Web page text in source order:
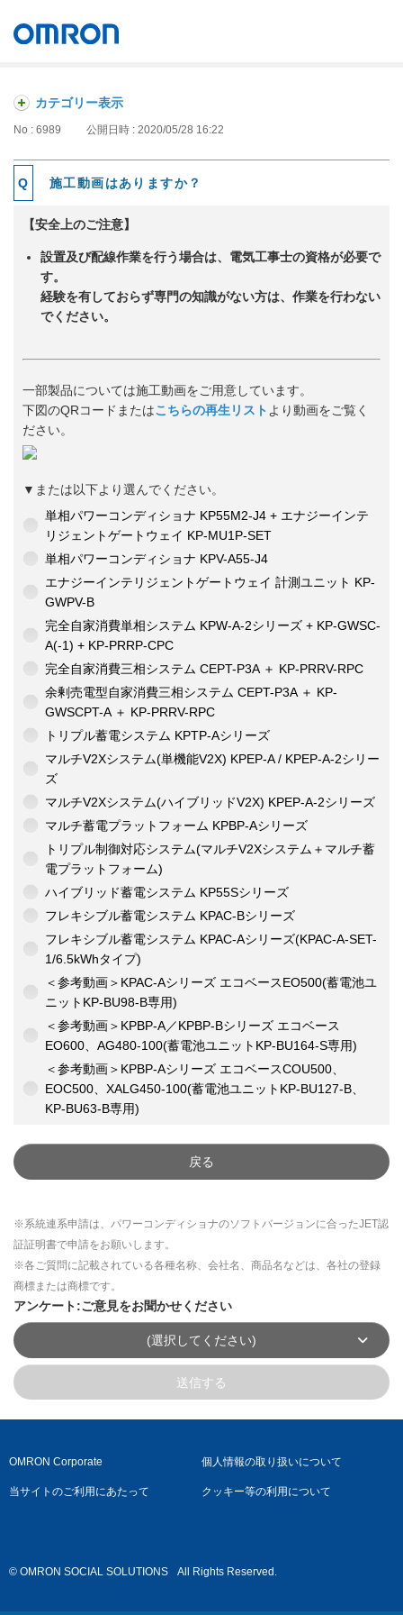
カテゴリー表示
No : 6989 公開日時 : 2020/05/28 16:22
施工動画はありますか？
【安全上のご注意】
設置及び配線作業を行う場合は、電気工事士の資格が必要で
す。
経験を有しておらず専門の知識がない方は、作業を行わない
でください。
一部製品については施工動画をご用意しています。
下図のQRコードまたはこちらの再生リスト より動画をご覧く
ださい。
▼または以下より選んでください。
単相パワーコンディショナ KP55M2-J4 + エナジーインテ
リジェントゲートウェイ KP-MU1P-SET
単相パワーコンディショナ KPV-A55-J4
エナジーインテリジェントゲートウェイ 計測ユニット KP-
GWPV-B
完全自家消費単相システム KPW-A-2シリーズ + KP-GWSC-
A(-1) + KP-PRRP-CPC
完全自家消費三相システム CEPT-P3A ＋ KP-PRRV-RPC
余剰売電型自家消費三相システム CEPT-P3A ＋ KP-
GWSCPT-A ＋ KP-PRRV-RPC
トリプル蓄電システム KPTP-Aシリーズ
マルチV2Xシステム(単機能V2X) KPEP-A / KPEP-A-2シリー
ズ
マルチV2Xシステム(ハイブリッドV2X) KPEP-A-2シリーズ
マルチ蓄電プラットフォーム KPBP-Aシリーズ
トリプル制御対応システム(マルチV2Xシステム＋マルチ蓄
電プラットフォーム)
ハイブリッド蓄電システム KP55Sシリーズ
フレキシブル蓄電システム KPAC-Bシリーズ
フレキシブル蓄電システム KPAC-Aシリーズ(KPAC-A-SET-
1/6.5kWhタイプ)
＜参考動画＞KPAC-Aシリーズ エコベースEO500(蓄電池ユ
ニットKP-BU98-B専用)
＜参考動画＞KPBP-A／KPBP-Bシリーズ エコベース
EO600、AG480-100(蓄電池ユニットKP-BU164-S専用)
＜参考動画＞KPBP-Aシリーズ エコベースCOU500、
EOC500、XALG450-100(蓄電池ユニットKP-BU127-B、
KP-BU63-B専用)
戻る
※系統連系申請は、パワーコンディショナのソフトバージョンに合ったJET認
証証明書で申請をお願いします。
※各ご質問に記載されている各種名称、会社名、商品名などは、各社の登録
商標または商標です。
アンケート:ご意見をお聞かせください
(選択してください)
送信する
OMRON Corporate 個人情報の取り扱いについて
当サイトのご利用にあたって クッキー等の利用について
© OMRON SOCIAL SOLUTIONS All Rights Reserved.